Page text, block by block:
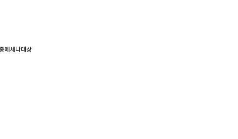
메세나대상